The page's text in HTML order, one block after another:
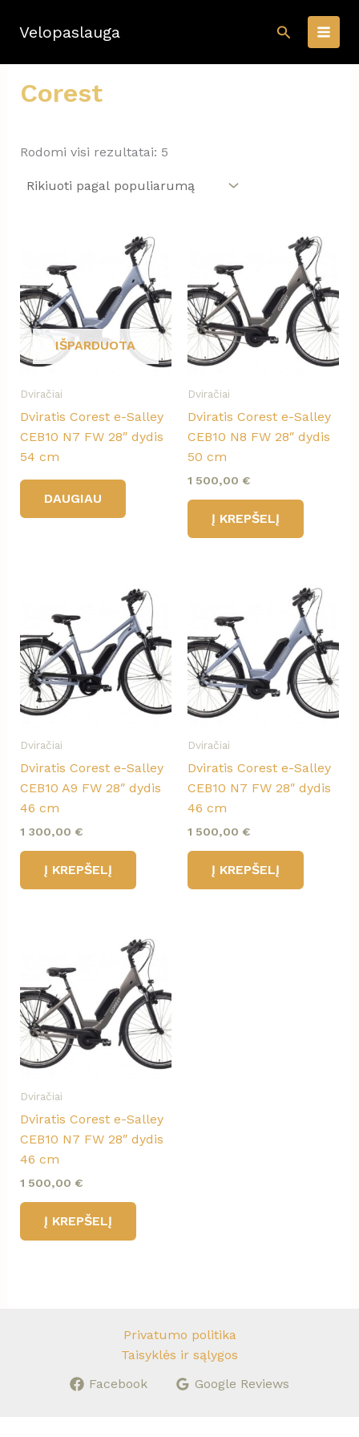
prieVelopaslauga Paieška
Corest
Rodomi visi rezultatai: 5Rūšiuojama
IŠPARDUOTA
Dviračiai
Dviratis Corest e-Salley
CEB10 N7 FW 28″ dydis
54 cm
DAUGIAU
Dviračiai
Dviratis Corest e-Salley
CEB10 N8 FW 28″ dydis
50 cm
1 500,00 €
Į KREPŠELĮ
Dviračiai
Dviratis Corest e-Salley
CEB10 A9 FW 28″ dydis
46 cm
1 300,00 €
Į KREPŠELĮ
Dviračiai
Dviratis Corest e-Salley
CEB10 N7 FW 28″ dydis
46 cm
1 500,00 €
Į KREPŠELĮ
Dviračiai
Dviratis Corest e-Salley
CEB10 N7 FW 28″ dydis
46 cm
1 500,00 €
Į KREPŠELĮ
Privatumo politika
Taisyklės ir sąlygos
Facebook
Google Reviews